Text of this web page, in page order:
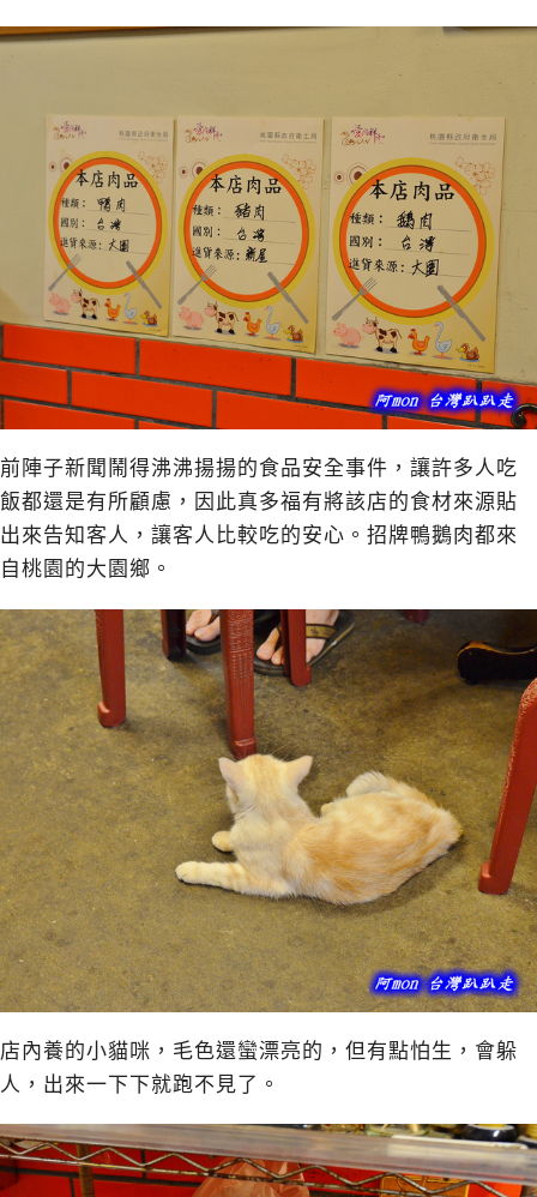
前陣子新聞鬧得沸沸揚揚的食品安全事件，讓許多人吃
飯都還是有所顧慮，因此真多福有將該店的食材來源貼
出來告知客人，讓客人比較吃的安心。招牌鴨鵝肉都來
自桃園的大園鄉。
店內養的小貓咪，毛色還蠻漂亮的，但有點怕生，會躲
人，出來一下下就跑不見了。